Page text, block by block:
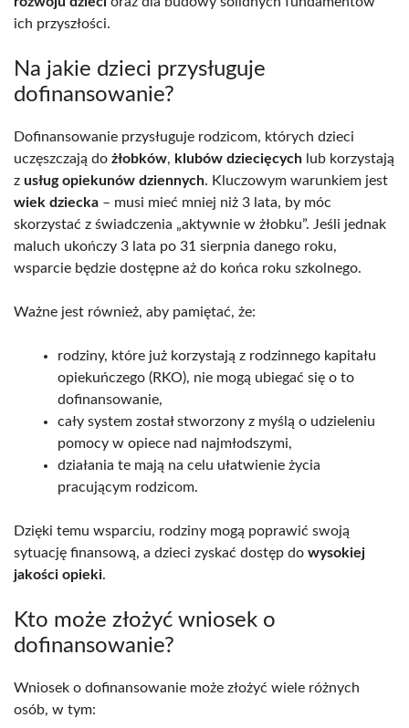
ich przyszłości.
Na jakie dzieci przysługuje
dofinansowanie?
Dofinansowanie przysługuje rodzicom, których dzieci
uczęszczają do żłobków, klubów dziecięcych lub korzystają
z usług opiekunów dziennych. Kluczowym warunkiem jest
wiek dziecka – musi mieć mniej niż 3 lata, by móc
skorzystać z świadczenia „aktywnie w żłobku”. Jeśli jednak
maluch ukończy 3 lata po 31 sierpnia danego roku,
wsparcie będzie dostępne aż do końca roku szkolnego.
Ważne jest również, aby pamiętać, że:
rodziny, które już korzystają z rodzinnego kapitału
opiekuńczego (RKO), nie mogą ubiegać się o to
dofinansowanie,
cały system został stworzony z myślą o udzieleniu
pomocy w opiece nad najmłodszymi,
działania te mają na celu ułatwienie życia
pracującym rodzicom.
Dzięki temu wsparciu, rodziny mogą poprawić swoją
sytuację finansową, a dzieci zyskać dostęp do wysokiej
jakości opieki.
Kto może złożyć wniosek o
dofinansowanie?
Wniosek o dofinansowanie może złożyć wiele różnych
osób, w tym: